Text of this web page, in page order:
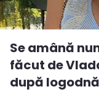
Se amână
făcut de
după